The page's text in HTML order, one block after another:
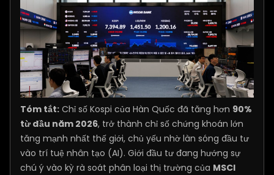
Tóm tắt: Chỉ số Kospi của Hàn Quốc đã tăng hơn 90%
từ đầu năm 2026, trở thành chỉ số chứng khoán lớn
tăng mạnh nhất thế giới, chủ yếu nhờ làn sóng đầu tư
vào trí tuệ nhân tạo (AI). Giới đầu tư đang hướng sự
chú ý vào kỳ rà soát phân loại thị trường của MSCI